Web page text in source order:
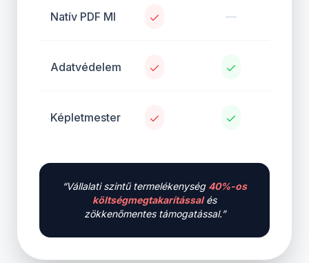
Natív PDF MI —
Adatvédelem
Képletmester
“Vállalati szintű termelékenység 40%-os
költségmegtakarítássalés
zökkenőmentes támogatással.”